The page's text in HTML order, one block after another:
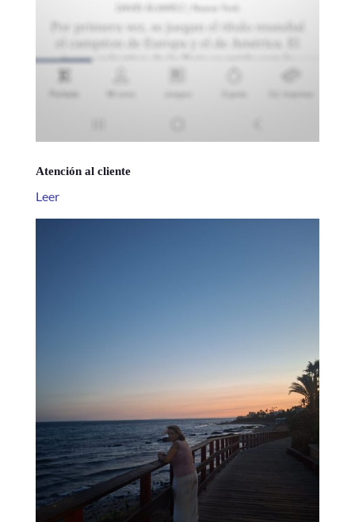
Atención al cliente
Leer